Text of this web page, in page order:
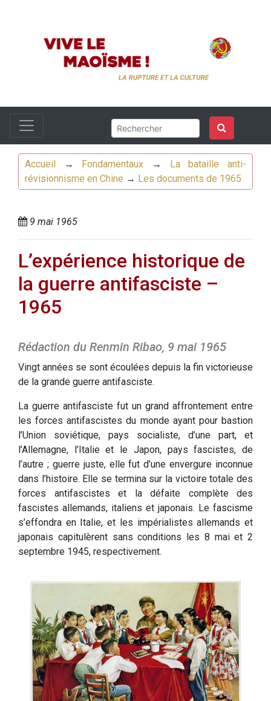
Accueil → Fondamentaux →
La bataille anti-
révisionnisme en Chine → Les documents de 1965
9 mai 1965
L’expérience historique de
la guerre antifasciste –
1965
Rédaction du Renmin Ribao, 9 mai 1965
Vingt années se sont écoulées depuis la fin victorieuse
de la grande guerre antifasciste.
La guerre antifasciste fut un grand affrontement entre
les forces antifascistes du monde ayant pour bastion
l’Union soviétique, pays socialiste, d’une part, et
l’Allemagne, l’Italie et le Japon, pays fascistes, de
l’autre ; guerre juste, elle fut d’une envergure inconnue
dans l’histoire. Elle se termina sur la victoire totale des
forces antifascistes et la défaite complète des
fascistes allemands, italiens et japonais. Le fascisme
s’effondra en Italie, et les impérialistes allemands et
japonais capitulèrent sans conditions les 8 mai et 2
septembre 1945, respectivement.